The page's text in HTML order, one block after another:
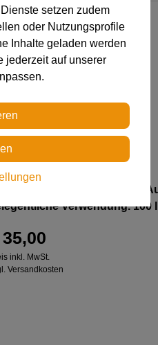
PRO
Stirnlampe zur
Verwendung. 100
inkl. MwSt.
Versandkosten
setzen zudem
oder Nutzungsprofile
Inhalte geladen werden
jederzeit auf unserer